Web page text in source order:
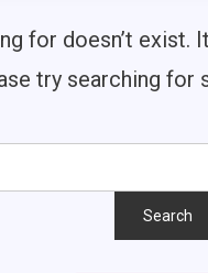
for doesn’t exist.
try searching for